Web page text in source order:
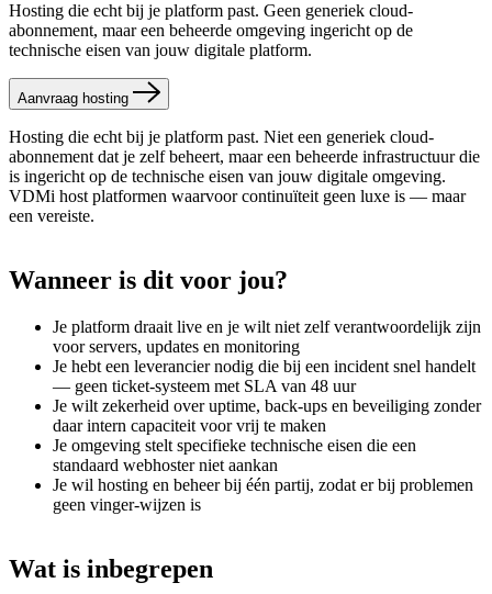
Hosting die echt bij je platform past. Geen generiek cloud-
abonnement, maar een beheerde omgeving ingericht op de
technische eisen van jouw digitale platform.
Aanvraag hosting
Hosting die echt bij je platform past. Niet een generiek cloud-
abonnement dat je zelf beheert, maar een beheerde infrastructuur die
is ingericht op de technische eisen van jouw digitale omgeving.
VDMi host platformen waarvoor continuïteit geen luxe is — maar
een vereiste.
Wanneer is dit voor jou?
Je platform draait live en je wilt niet zelf verantwoordelijk zijn
voor servers, updates en monitoring
Je hebt een leverancier nodig die bij een incident snel handelt
— geen ticket-systeem met SLA van 48 uur
Je wilt zekerheid over uptime, back-ups en beveiliging zonder
daar intern capaciteit voor vrij te maken
Je omgeving stelt specifieke technische eisen die een
standaard webhoster niet aankan
Je wil hosting en beheer bij één partij, zodat er bij problemen
geen vinger-wijzen is
Wat is inbegrepen